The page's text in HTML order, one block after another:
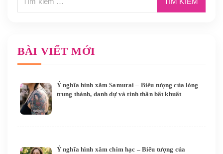
BÀI VIẾT MỚI
Ý nghĩa hình xăm Samurai – Biểu tượng của lòng
trung thành, danh dự và tinh thần bất khuất
Ý nghĩa hình xăm chim hạc – Biểu tượng của